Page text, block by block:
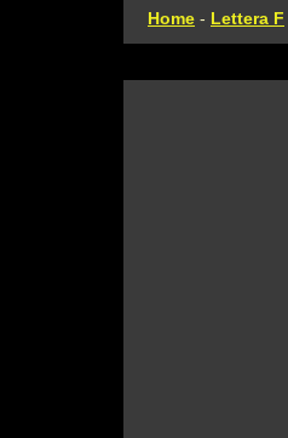
Home - Lettera F